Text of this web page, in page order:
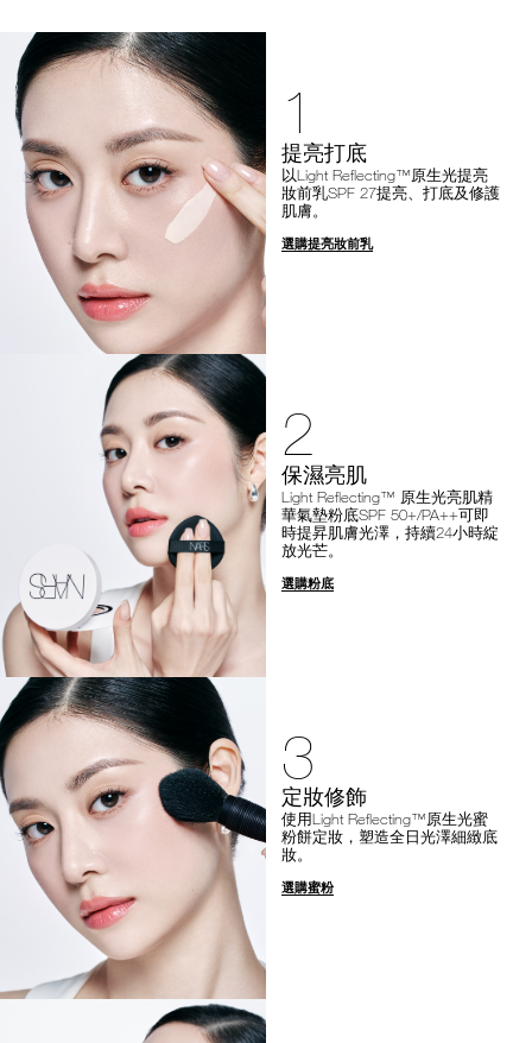
1
提亮打底
以Light Reflecting™原生光提亮
妝前乳SPF 27提亮、打底及修護
肌膚。
選購提亮妝前乳
2
保濕亮肌
Light Reflecting™ 原生光亮肌精
華氣墊粉底SPF 50+/PA++可即
時提昇肌膚光澤，持續24小時綻
放光芒。
選購粉底
3
定妝修飾
使用Light Reflecting™原生光蜜
粉餅定妝，塑造全日光澤細緻底
妝。
選購蜜粉